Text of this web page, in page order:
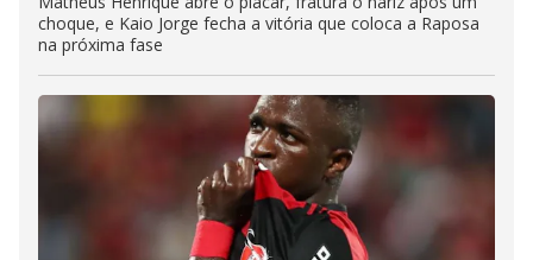
choque, e Kaio Jorge fecha a vitória que coloca a Raposa
na próxima fase